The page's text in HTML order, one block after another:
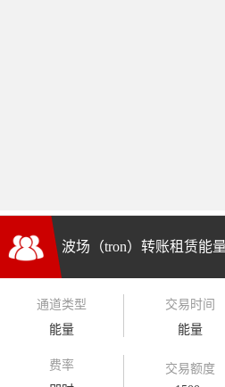
波场（tron）转账租赁能
通道类型
能量
交易时间
能量
费率
交易额度